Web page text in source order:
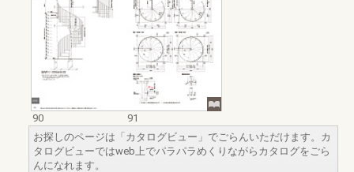
90
91
お探しのページは「カタログビュー」でごらんいただけます。カ
タログビューではweb上でパラパラめくりながらカタログをごら
んになれます。